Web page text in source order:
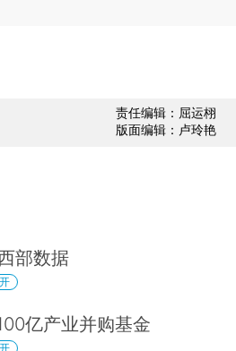
责任编辑：屈运栩
版面编辑：卢玲艳
部数据
亿产业并购基金